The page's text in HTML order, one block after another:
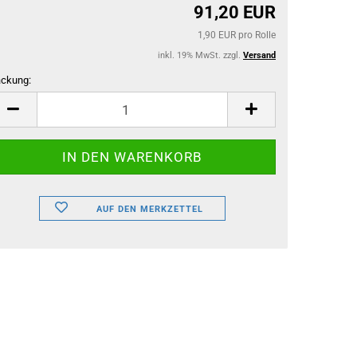
91,20 EUR
1,90 EUR pro Rolle
inkl. 19% MwSt. zzgl. Versand
AUF DEN MERKZETTEL